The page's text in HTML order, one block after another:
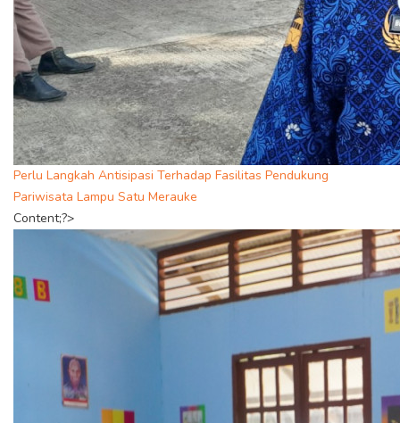
Perlu Langkah Antisipasi Terhadap Fasilitas Pendukung
Pariwisata Lampu Satu Merauke
Content;?>